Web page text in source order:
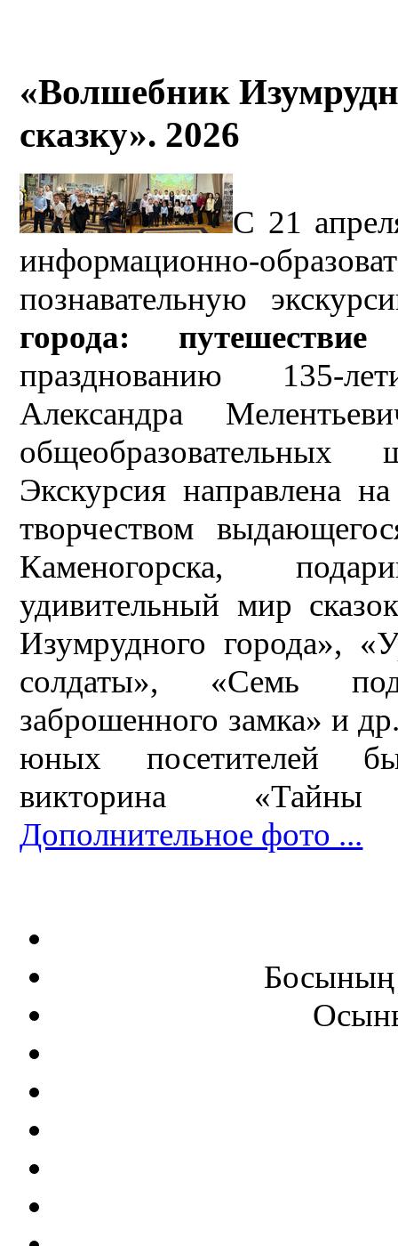
«Волшебник
сказку». 2026
С 21
информационно-
познавательную
города:
празднованию 135-
Александра
Экскурсия направлена
творчеством
Каменогорска,
удивительный мир
Изумрудного города»,
солдаты», «Семь
заброшенного замка» и
юных посетителей
викторина
Дополнительное фото ...
Босының